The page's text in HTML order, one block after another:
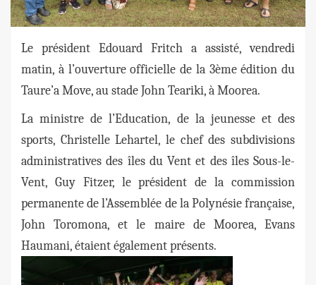
Le président Edouard Fritch a assisté, vendredi
matin, à l’ouverture officielle de la 3ème édition du
Taure’a Move, au stade John Teariki, à Moorea.
La ministre de l’Education, de la jeunesse et des
sports, Christelle Lehartel, le chef des subdivisions
administratives des îles du Vent et des îles Sous-le-
Vent, Guy Fitzer, le président de la commission
permanente de l’Assemblée de la Polynésie française,
John Toromona, et le maire de Moorea, Evans
Haumani, étaient également présents.